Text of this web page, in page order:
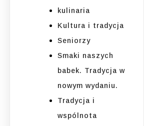
kulinaria
Kultura i tradycja
Seniorzy
Smaki naszych
babek. Tradycja w
nowym wydaniu.
Tradycja i
wspólnota